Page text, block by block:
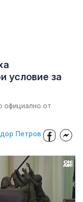
условие за
официално от
Петров